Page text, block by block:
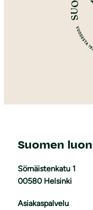
Suomen
Sörnäistenkatu 1
00580 Helsinki
Asiakaspalvelu